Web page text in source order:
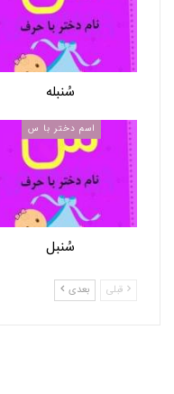
سُنبله
اسم دختر با س
سُنبل
قبلی بعدی